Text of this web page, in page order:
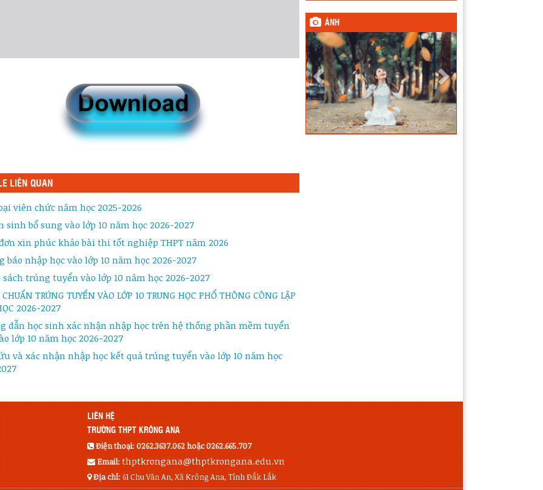
LIÊN QUAN
viên chức năm học 2025-2026
sinh bổ sung vào lớp 10 năm học 2026-2027
xin phúc khảo bài thi tốt nghiệp THPT năm 2026
báo nhập học vào lớp 10 năm học 2026-2027
sách trúng tuyển vào lớp 10 năm học 2026-2027
TRÚNG TUYỂN VÀO LỚP 10 TRUNG HỌC PHỔ THÔNG CÔNG LẬP
2026-2027
dẫn học sinh xác nhận nhập học trên hệ thống phần mềm tuyển
lớp 10 năm học 2026-2027
và xác nhận nhập học kết quả trúng tuyển vào lớp 10 năm học
ẢNH
LIÊN HỆ
TRƯỜNG THPT KRÔNG ANA
Điện thoại:0262.3637.062 hoặc 0262.665.707
Email:thptkrongana@thptkrongana.edu.vn
Địa chỉ:61 Chu Văn An, Xã Krông Ana, Tỉnh Đắk Lắk